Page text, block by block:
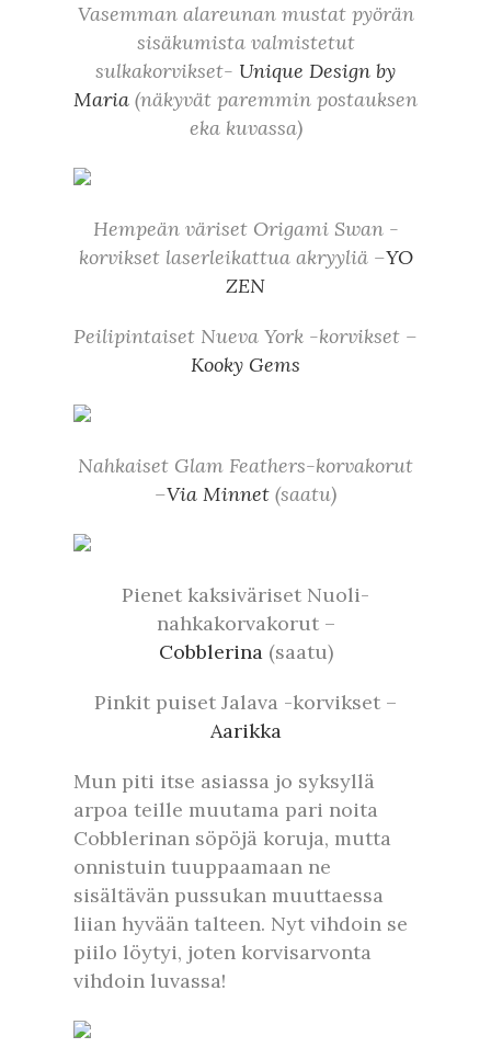
Vasemman alareunan mustat pyörän
sisäkumista valmistetut
sulkakorvikset- Unique Design by
Maria (näkyvät paremmin postauksen
eka kuvassa)
Hempeän väriset Origami Swan -
korvikset laserleikattua akryyliä –YO
ZEN
Peilipintaiset Nueva York -korvikset –
Kooky Gems
Nahkaiset Glam Feathers-korvakorut
–Via Minnet (saatu)
Pienet kaksiväriset Nuoli-
nahkakorvakorut –
Cobblerina(saatu)
Pinkit puiset Jalava -korvikset –
Aarikka
Mun piti itse asiassa jo syksyllä
arpoa teille muutama pari noita
Cobblerinan söpöjä koruja, mutta
onnistuin tuuppaamaan ne
sisältävän pussukan muuttaessa
liian hyvään talteen. Nyt vihdoin se
piilo löytyi, joten korvisarvonta
vihdoin luvassa!